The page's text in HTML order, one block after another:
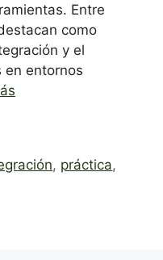
Entre
como
y el
en entornos
, práctica,